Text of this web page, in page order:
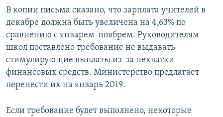
В копии письма сказано, что зарплата учителей в
декабре должна быть увеличена на 4,63% по
сравнению с январем-ноябрем. Руководителям
школ поставлено требование не выдавать
стимулирующие выплаты из-за нехватки
финансовых средств. Министерство предлагает
перенести их на январь 2019.
Если требование будет выполнено, некоторые